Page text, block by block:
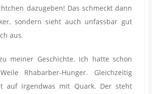
dazugeben! Das schmeckt dann
sondern sieht auch unfassbar gut
aus.
meiner Geschichte. Ich hatte schon
Rhabarber-Hunger. Gleichzeitig
auf irgendwas mit Quark. Der steht